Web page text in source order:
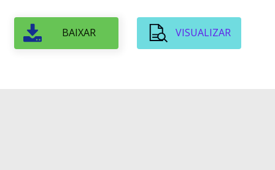
BAIXAR VISUALIZAR